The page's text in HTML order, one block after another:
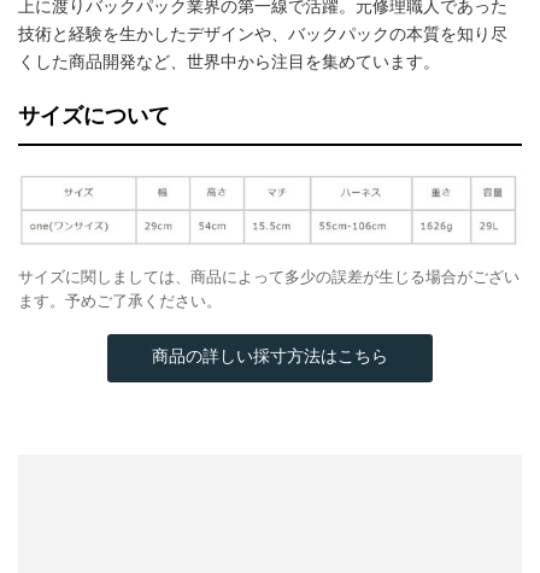
上に渡りバックパック業界の第一線で活躍。元修理職人であった
技術と経験を生かしたデザインや、バックパックの本質を知り尽
くした商品開発など、世界中から注目を集めています。
サイズについて
サイズに関しましては、商品によって多少の誤差が生じる場合がござい
ます。予めご了承ください。
商品の詳しい採寸方法はこちら